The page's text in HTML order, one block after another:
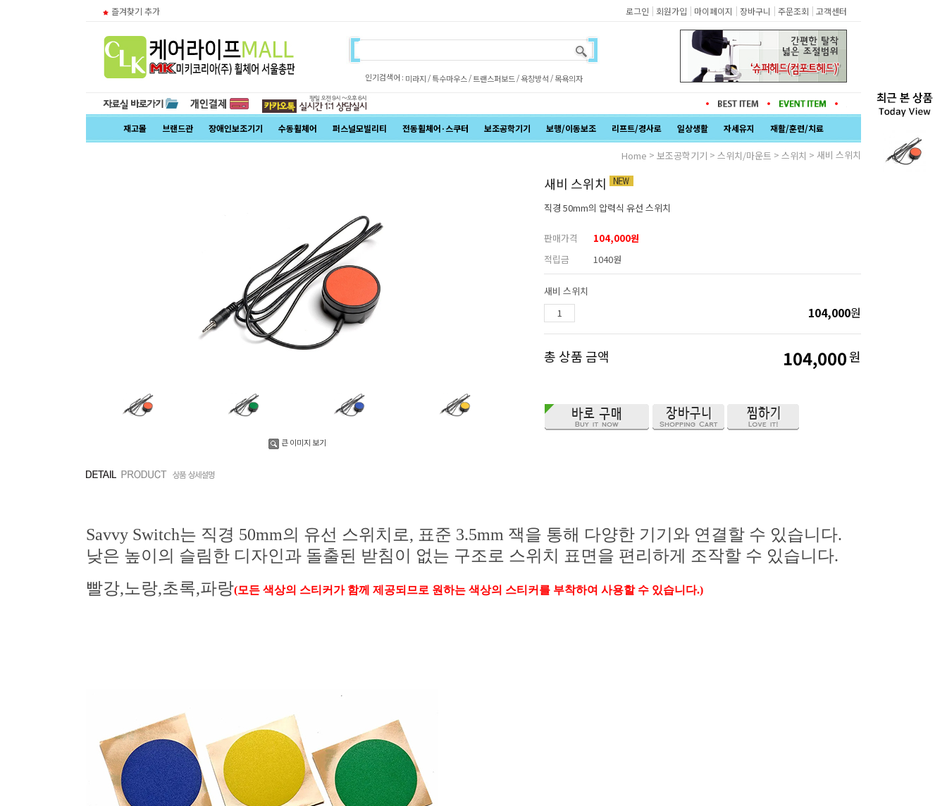
즐겨찾기 추가 로그인 | 회원가입 | 마이페이지 | 장바구니 | 주문조회 | 고객센터
인기검색어 : 미라지 /특수마우스/트랜스퍼보드 /욕창방석 /목욕의자
재고몰 브랜드관 장애인보조기기 수동휠체어 퍼스널모빌리티 전동휠체어·스쿠터 보조공학기기 보행/이동보조 리프트/경사로 일상생활 자세유지 재활/훈련/치료
Home > 보조공학기기 > 스위치/마운트 > 스위치 > 새비 스위치
큰 이미지 보기
새비 스위치
직경 50mm의 압력식 유선 스위치
판매가격 104,000원
적립금
1040원
새비 스위치
104,000원
총 상품 금액 104,000원
Savvy Switch는 직경 50mm의 유선 스위치로, 표준 3.5mm 잭을 통해 다양한 기기와 연결할 수 있습니다.
낮은 높이의 슬림한 디자인과 돌출된 받침이 없는 구조로 스위치 표면을 편리하게 조작할 수 있습니다.
빨강,노랑,초록,파랑(모든 색상의 스티커가 함께 제공되므로 원하는 색상의 스티커를 부착하여 사용할 수 있습니다.)